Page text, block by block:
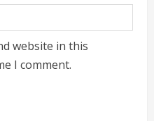
website in this
I comment.